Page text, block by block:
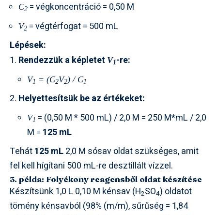
C2 = végkoncentráció = 0,50 M
V2 = végtérfogat = 500 mL
Lépések:
Rendezzük a képletet V1-re:
V1 = (C2V2) / C1
Helyettesítsük be az értékeket:
V1 = (0,50 M * 500 mL) / 2,0 M = 250 M*mL / 2,0
M = 125 mL
Tehát125 mL2,0 M sósav oldat szükséges, amit
fel kell hígítani 500 mL-re desztillált vízzel.
3. példa: Folyékony reagensből oldat készítése
Készítsünk 1,0 L 0,10 M kénsav (H2SO4) oldatot
tömény kénsavból (98% (m/m), sűrűség = 1,84